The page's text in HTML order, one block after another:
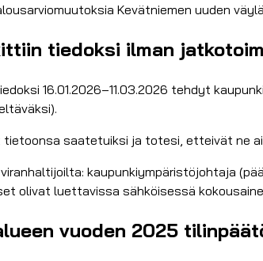
Kevätniemen uuden
tiedoksi ilman
16.01.2026–11.03.2026 tehdyt
saatetuiksi ja totesi, etteivät ne
kaupunkiympäristöjohtaja
olivat luettavissa sähköisessä
vuoden 2025